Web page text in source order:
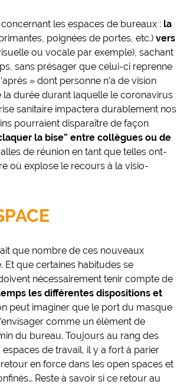
les espaces de bureaux : la
poignées de portes, etc.) vers
ou vocale par exemple), sachant
sans présager que celui-ci reprenne
» dont personne n’a de vision
la durée durant laquelle le coronavirus
sanitaire impactera durablement nos
pourraient disparaître de façon
la bise” entre collègues ou de
de réunion en tant que telles ont-
où explose le recours à la visio-
que nombre de ces nouveaux
Et que certaines habitudes se
nécessairement tenir compte de
les différentes dispositions et
peut imaginer que le port du masque
comme un élément de
du bureau. Toujours au rang des
de travail, il y a fort à parier
en force dans les open spaces et
Reste à savoir si ce retour au